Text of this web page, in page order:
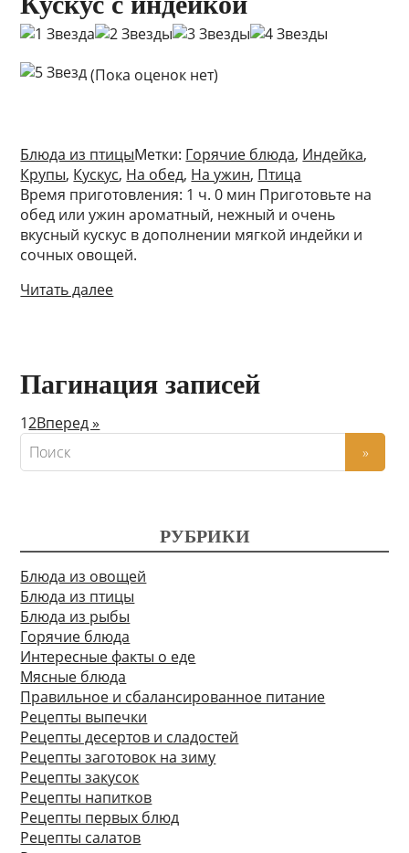
(Пока оценок нет)
Блюда из птицыМетки: Горячие блюда, Индейка,
Крупы, Кускус, На обед, На ужин, Птица
Время приготовления: 1 ч. 0 мин Приготовьте на
обед или ужин ароматный, нежный и очень
вкусный кускус в дополнении мягкой индейки и
сочных овощей.
Читать далее
Пагинация записей
12Вперед »
РУБРИКИ
Блюда из овощей
Блюда из птицы
Блюда из рыбы
Горячие блюда
Интересные факты о еде
Мясные блюда
Правильное и сбалансированное питание
Рецепты выпечки
Рецепты десертов и сладостей
Рецепты заготовок на зиму
Рецепты закусок
Рецепты напитков
Рецепты первых блюд
Рецепты салатов